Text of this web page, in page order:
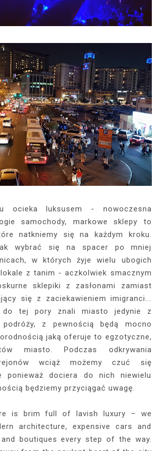
ocieka luksusem - nowoczesna
samochody, markowe sklepy to
natkniemy się na każdym kroku.
wybrać się na spacer po mniej
w których żyje wielu ubogich
lokale z tanim - aczkolwiek smacznym
sklepiki z zasłonami zamiast
się z zaciekawieniem imigranci...
do tej pory znali miasto jedynie z
z pewnością będą mocno
jaką oferuje to egzotyczne,
miasto. Podczas odkrywania
wciąż możemy czuć się
ponieważ dociera do nich niewielu
będziemy przyciągać uwagę.
is brim full of lavish luxury – we
architecture, expensive cars and
boutiques every step of the way.